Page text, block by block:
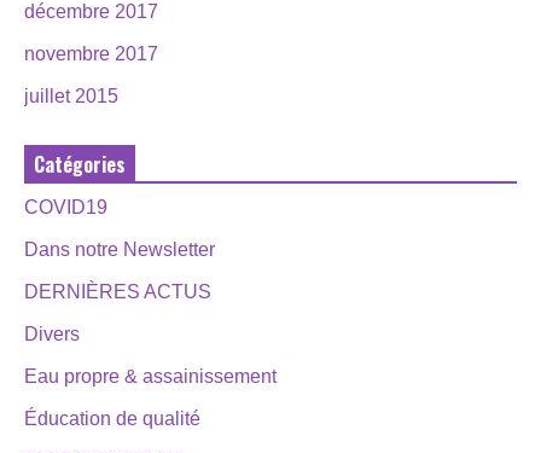
décembre 2017
novembre 2017
juillet 2015
Catégories
COVID19
Dans notre Newsletter
DERNIÈRES ACTUS
Divers
Eau propre & assainissement
Éducation de qualité